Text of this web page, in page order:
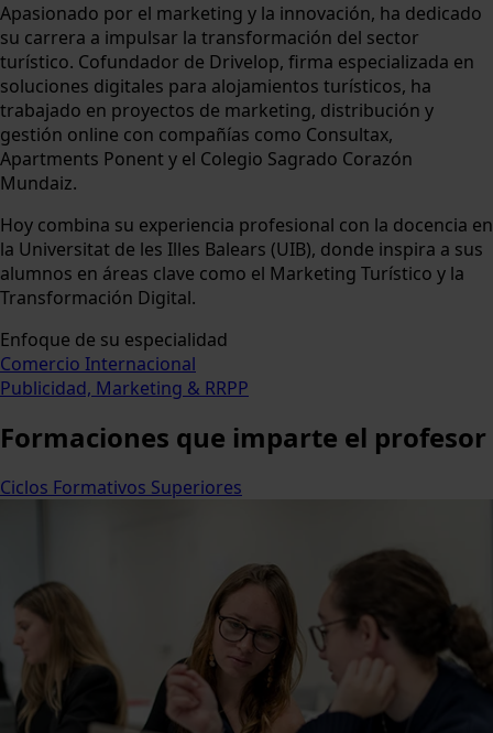
Apasionado por el marketing y la innovación, ha dedicado
su carrera a impulsar la transformación del sector
turístico. Cofundador de Drivelop, firma especializada en
soluciones digitales para alojamientos turísticos, ha
trabajado en proyectos de marketing, distribución y
gestión online con compañías como Consultax,
Apartments Ponent y el Colegio Sagrado Corazón
Mundaiz.
Hoy combina su experiencia profesional con la docencia en
la Universitat de les Illes Balears (UIB), donde inspira a sus
alumnos en áreas clave como el Marketing Turístico y la
Transformación Digital.
Enfoque de su especialidad
Comercio Internacional
Publicidad, Marketing & RRPP
Formaciones que imparte el profesor
Ciclos Formativos Superiores